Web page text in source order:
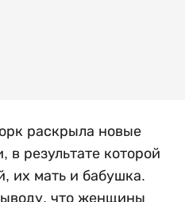
раскрыла новые
в результате которой
их мать и бабушка.
что женщины